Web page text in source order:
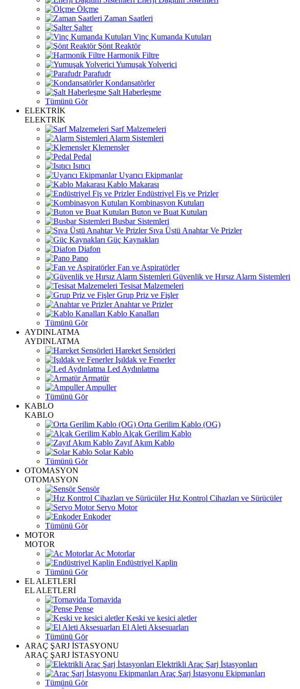
Ölçme
Zaman Saatleri
Şalter
Vinç Kumanda Kutuları
Şönt Reaktör
Harmonik Filtre
Yumuşak Yolverici
Parafudr
Kondansatörler
Şalt Haberleşme
Tümünü Gör
ELEKTRİK
ELEKTRİK
Sarf Malzemeleri
Alarm Sistemleri
Klemensler
Pedal
Isıtıcı
Uyarıcı Ekipmanlar
Kablo Makarası
Endüstriyel Fiş ve Prizler
Kombinasyon Kutuları
Buton ve Buat Kutuları
Busbar Sistemleri
Sıva Üstü Anahtar Ve Prizler
Güç Kaynakları
Diafon
Pano
Fan ve Aspiratörler
Güvenlik ve Hırsız Alarm Sistemleri
Tesisat Malzemeleri
Grup Priz ve Fişler
Anahtar ve Prizler
Kablo Kanalları
Tümünü Gör
AYDINLATMA
AYDINLATMA
Hareket Sensörleri
Işıldak ve Fenerler
Led Aydınlatma
Armatür
Ampuller
Tümünü Gör
KABLO
KABLO
Orta Gerilim Kablo (OG)
Alçak Gerilim Kablo
Zayıf Akım Kablo
Solar Kablo
Tümünü Gör
OTOMASYON
OTOMASYON
Sensör
Hız Kontrol Cihazları ve Sürücüler
Servo Motor
Enkoder
Tümünü Gör
MOTOR
MOTOR
Ac Motorlar
Endüstriyel Kaplin
Tümünü Gör
EL ALETLERİ
EL ALETLERİ
Tornavida
Pense
Keski ve kesici aletler
El Aleti Aksesuarları
Tümünü Gör
ARAÇ ŞARJ İSTASYONU
ARAÇ ŞARJ İSTASYONU
Elektrikli Araç Şarj İstasyonları
Araç Şarj İstasyonu Ekipmanları
Tümünü Gör